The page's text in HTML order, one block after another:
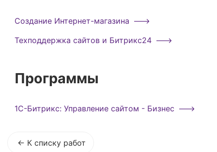
Создание Интернет-магазина
Техподдержка сайтов и Битрикс24
Программы
1С-Битрикс: Управление сайтом - Бизнес
К списку работ